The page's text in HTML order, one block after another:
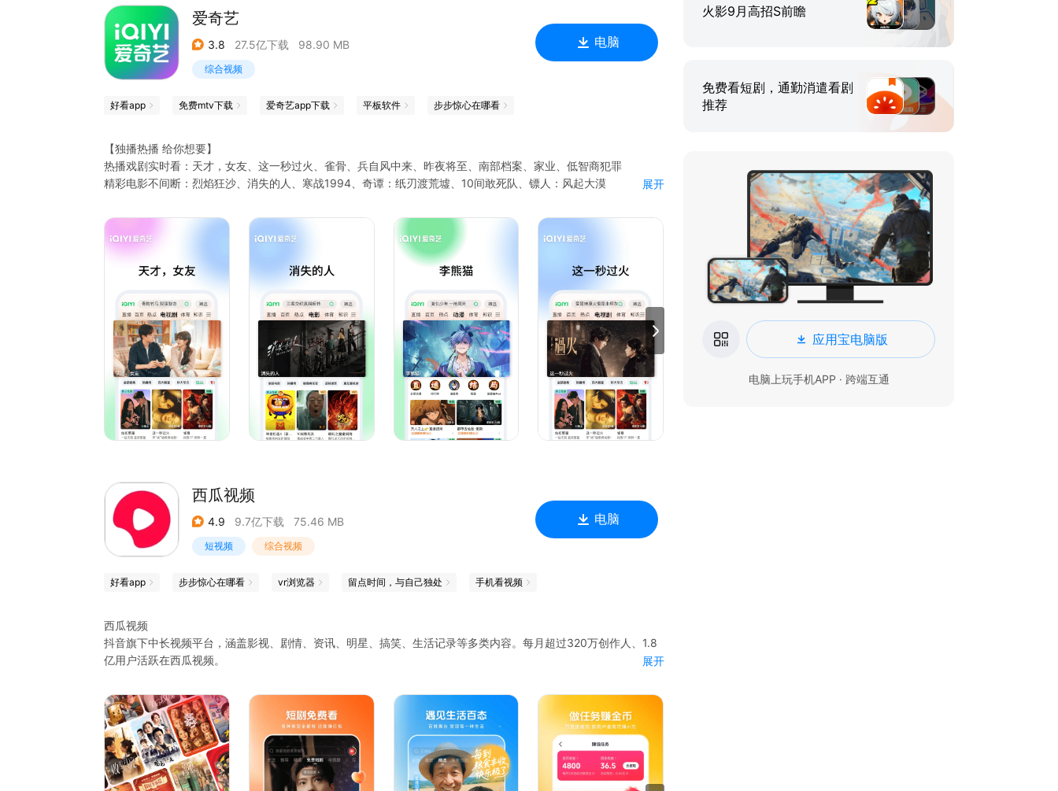
爱奇艺
3.8 27.5亿下载 98.90 MB
综合视频
电脑
好看app 免费mtv下载 爱奇艺app下载 平板软件 步步惊心在哪看
【独播热播 给你想要】
热播戏剧实时看：天才，女友、这一秒过火、雀骨、兵自风中来、昨夜将至、南部档案、家业、低智商犯罪
精彩电影不间断：烈焰狂沙、消失的人、寒战1994、奇谭：纸刃渡荒墟、10间敢死队、镖人：风起大漠
竖屏短剧随心刷：云鬓乱、最后一个道士、养敌为患、三尺春、饲妖、当时只道是卿卿、牧野诡事之定魂灵珠
动漫番剧随心换：择日飞升、李熊猫、航海王、逆天邪神、搜神记、择天记、大主宰年番、鬼灭之刃、名侦探柯南
经典纪录片细品味：王羲之 从乌衣巷走向兰亭、中国通史、与恐龙同行、航拍中国、舌尖上的中国、人间世
海外剧集尽情选：请回答1988、生活大爆炸、老友记、真探、哥谭镇、小谢尔顿、太阳的后裔
【VIP会员 尊享特权】
1、内容特权：院线新片、海量高分大片、热剧抢先看、热门综艺、付费影片折扣、畅读小说。
2、观影特权：广告特权、1080P、帧绮映画、杜比全景声、专属弹幕、下载加速、预约下载。
3、身份特权：七端全屏通、畅享多会员、尊贵标识、生日礼包、专属客服、等级权益红包、赠送好友
展开
西瓜视频
4.9 9.7亿下载 75.46 MB
短视频 综合视频
电脑
好看app 步步惊心在哪看 vr浏览器 留点时间，与自己独处 手机看视频
西瓜视频
抖音旗下中长视频平台，涵盖影视、剧情、资讯、明星、搞笑、生活记录等多类内容。每月超过320万创作人、1.8
亿用户活跃在西瓜视频。
【来西瓜视频 免费看短剧还能领金币】
全场短剧免费看，一边看一边在赚金币！ 免费短剧看越多赚越多，连续签到领取翻倍金币奖励！
都市言情、逆袭复仇、穿越脑洞、恋爱豪门、赘婿逆袭等多品类剧目，海量短剧应有尽有；操作简单，轻轻一点即
可开始爽剧之旅，支持支持倍速观看、跳集播放、滑动切换等功能，带你畅游短剧！
- 精彩短剧内容：《二十九》《午后玫瑰》《金猪玉叶》《桃花马上请长缨》《丐世龙婿》《结婚当天我成了豪门继
承人》《女婿回乡》《闪婚小孕妻》《神尊归位》《龙升》《外卖老爹竟是满级大佬》《大夏傻神》《练气至尊》
展开
火影9月高招S前瞻
免费看短剧，通勤消遣看剧
推荐
应用宝电脑版
电脑上玩手机APP · 跨端互通